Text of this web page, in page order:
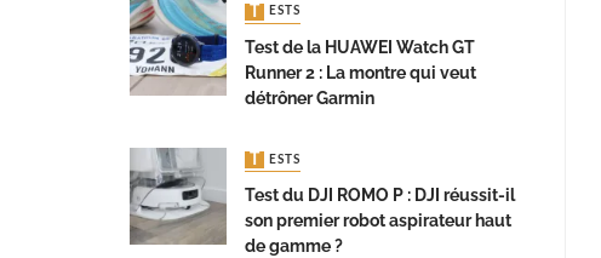
TESTS
Test de la HUAWEI Watch GT
Runner 2 : La montre qui veut
détrôner Garmin
TESTS
Test du DJI ROMO P : DJI réussit-il
son premier robot aspirateur haut
de gamme ?